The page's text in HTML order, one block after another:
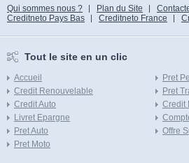
Qui sommes nous ?
Plan du Site
Creditneto Pays Bas
Creditneto France
Tout le site en un clic
Accueil
Credit Renouvelable
Credit Auto
Livret Epargne
Pret Auto
Pret Moto
Pret
Pret
Credit
Offre